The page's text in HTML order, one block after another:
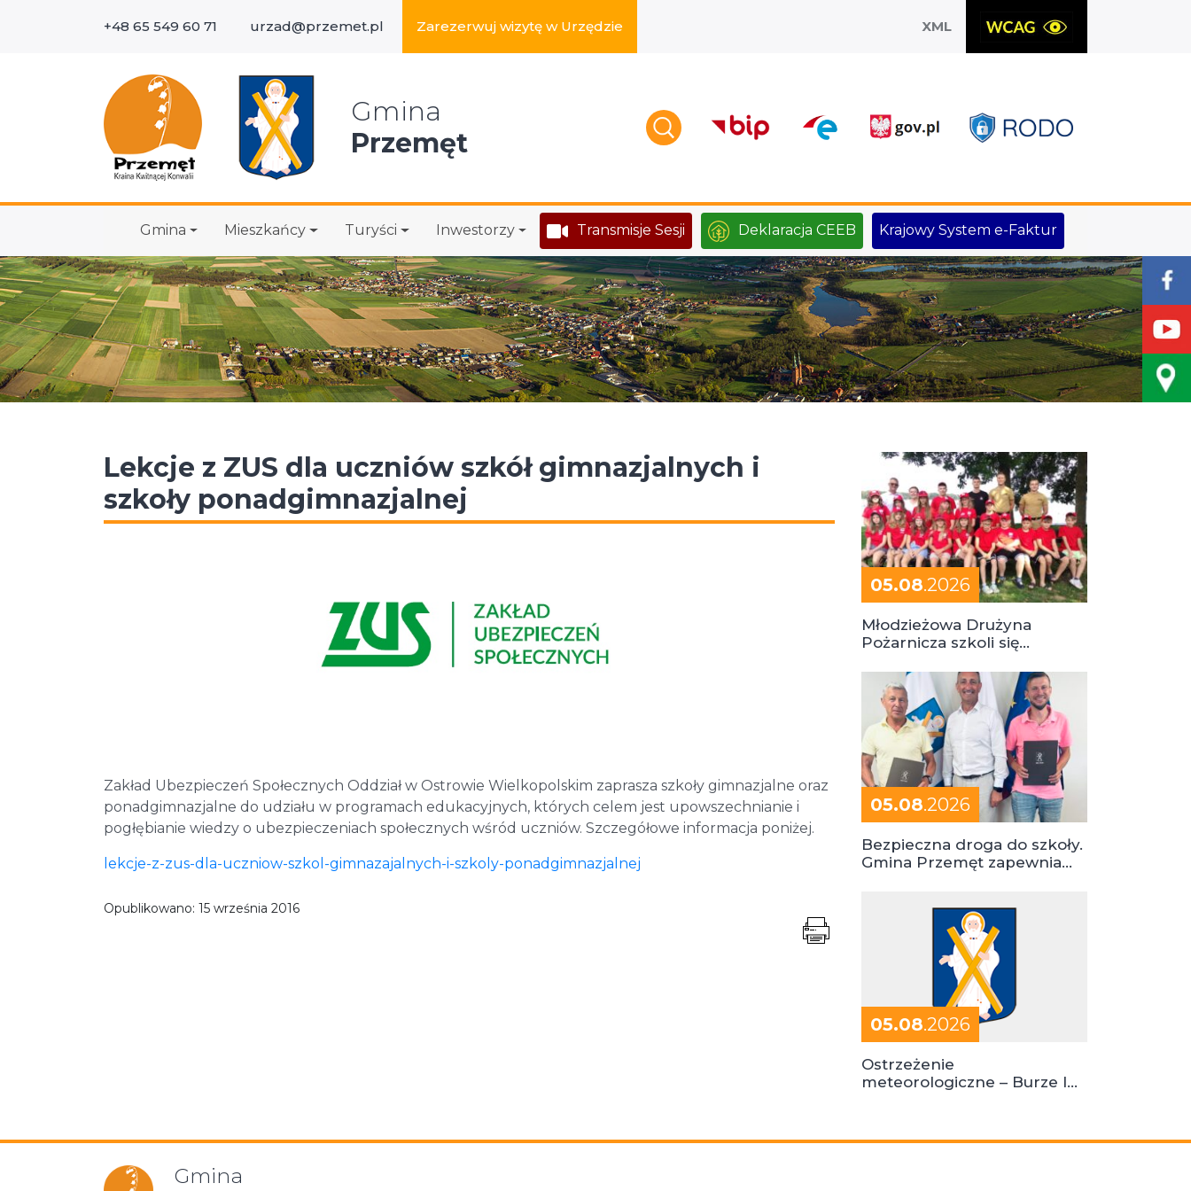
+48 65 549 60 71 urzad@przemet.pl Zarezerwuj wizytę w Urzędzie XML
Gmina
Przemęt
Gmina Mieszkańcy Turyści Inwestorzy Transmisje Sesji Deklaracja CEEB Krajowy System e-Faktur
Lekcje z ZUS dla uczniów szkół gimnazjalnych i
szkoły ponadgimnazjalnej
Zakład Ubezpieczeń Społecznych Oddział w Ostrowie Wielkopolskim zaprasza szkoły gimnazjalne oraz
ponadgimnazjalne do udziału w programach edukacyjnych, których celem jest upowszechnianie i
pogłębianie wiedzy o ubezpieczeniach społecznych wśród uczniów. Szczegółowe informacja poniżej.
lekcje-z-zus-dla-uczniow-szkol-gimnazajalnych-i-szkoly-ponadgimnazjalnej
Opublikowano: 15 września 2016
05.08.2026
Młodzieżowa Drużyna
Pożarnicza szkoli się
05.08.2026
Bezpieczna droga do szkoły.
Gmina Przemęt zapewnia
05.08.2026
Ostrzeżenie
meteorologiczne – Burze I
Gmina
Wyszukaj w serwisie